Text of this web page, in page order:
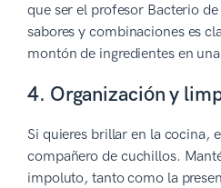
que ser el profesor Bacterio
sabores y combinaciones es
montón de ingredientes en
4. Organización y
Si quieres brillar en la cocina,
compañero de cuchillos.
impoluto, tanto como la